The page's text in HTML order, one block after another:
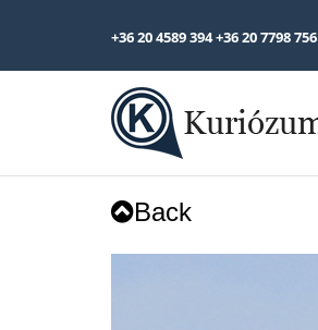
+36 20 4589 394 +36 20 7798 756
Back